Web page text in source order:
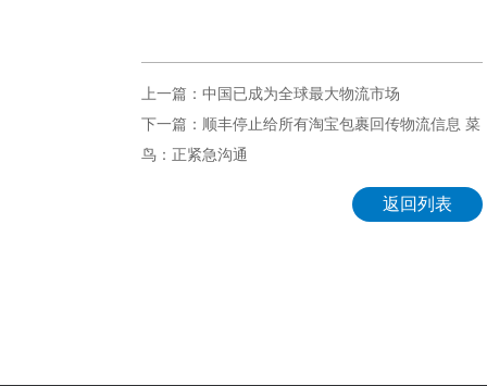
上一篇：中国已成为全球最大物流市场
下一篇：顺丰停止给所有淘宝包裹回传物流信息 菜
鸟：正紧急沟通
返回列表